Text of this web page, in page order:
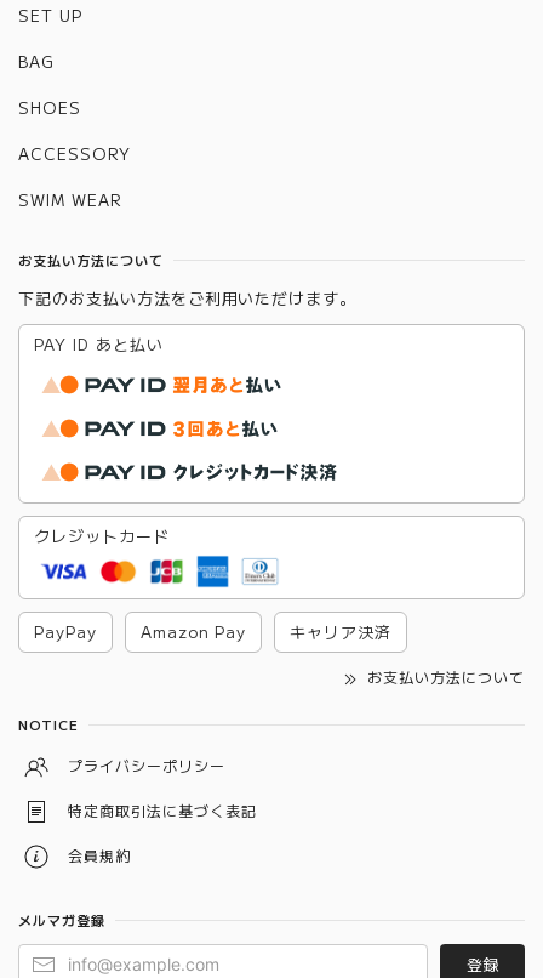
SET UP
BAG
SHOES
ACCESSORY
SWIM WEAR
お支払い方法について
下記のお支払い方法をご利用いただけます。
PAY ID あと払い
クレジットカード
PayPay Amazon Pay キャリア決済
お支払い方法について
NOTICE
プライバシーポリシー
特定商取引法に基づく表記
会員規約
メルマガ登録
登録